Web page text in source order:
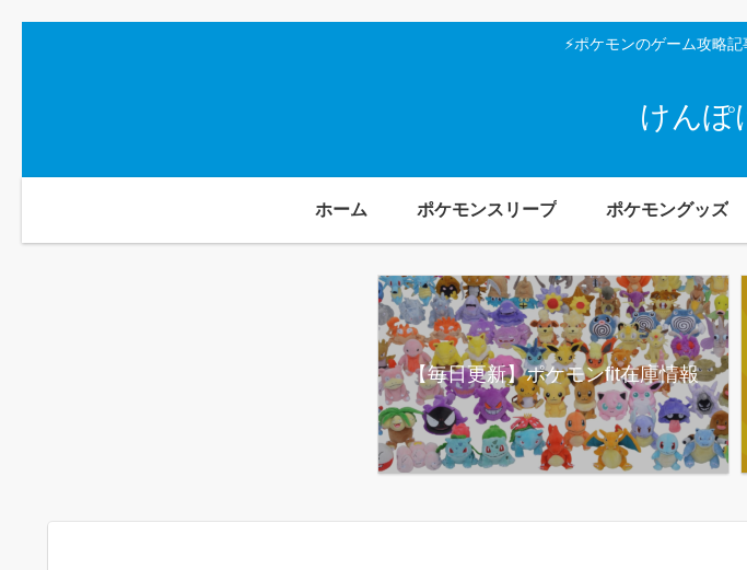
⚡ポケモンのゲーム攻略
けんぽ
ホーム ポケモンスリープ ポケモングッズ
【毎日更新】ポケモンfit在庫情報